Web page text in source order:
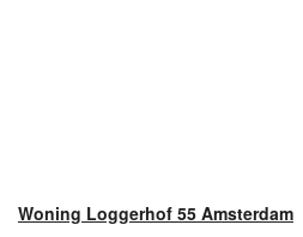
Woning Loggerhof 55 Amsterdam